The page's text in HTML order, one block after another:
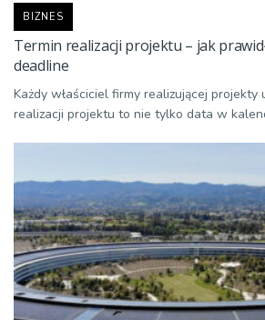
BIZNES
Termin realizacji projektu – jak
deadline
Każdy właściciel firmy realizującej projekty
realizacji projektu to nie tylko data w